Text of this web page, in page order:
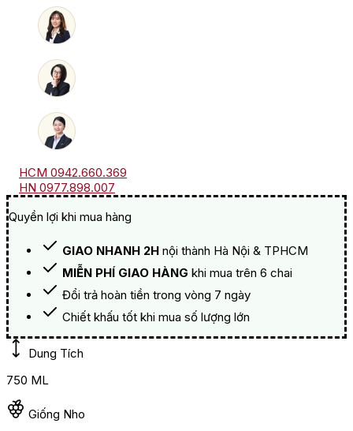
Leognan
HCM 0942.660.369
HN 0977.898.007
Quyền lợi khi mua hàng
GIAO NHANH 2H nội thành Hà Nội & TPHCM
MIỄN PHÍ GIAO HÀNG khi mua trên 6 chai
Đổi trả hoàn tiền trong vòng 7 ngày
Chiết khấu tốt khi mua số lượng lớn
Dung Tích
750 ML
Giống Nho